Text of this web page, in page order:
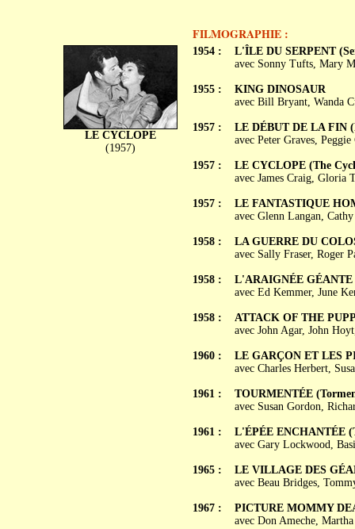
FILMOGRAPHIE :
LE CYCLOPE
(1957)
1954 :
1955 :
1957 :
1957 :
1957 :
1958 :
1958 :
1958 :
1960 :
1961 :
1961 :
1965 :
1967 :
L'ÎLE DU SERPENT
avec Sonny Tufts, Mary
KING DINOSAUR
avec Bill Bryant, Wanda
LE DÉBUT DE LA FIN
avec Peter Graves,
LE CYCLOPE (The
avec James Craig, Gloria
LE FANTASTIQUE
avec Glenn Langan,
LA GUERRE DU
avec Sally Fraser, Roger
L'ARAIGNÉE GÉANTE
avec Ed Kemmer, June
ATTACK OF THE
avec John Agar, John
LE GARÇON ET LES
avec Charles Herbert,
TOURMENTÉE
avec Susan Gordon,
L'ÉPÉE ENCHANTÉE
avec Gary Lockwood,
LE VILLAGE DES
avec Beau Bridges,
PICTURE MOMMY
avec Don Ameche,